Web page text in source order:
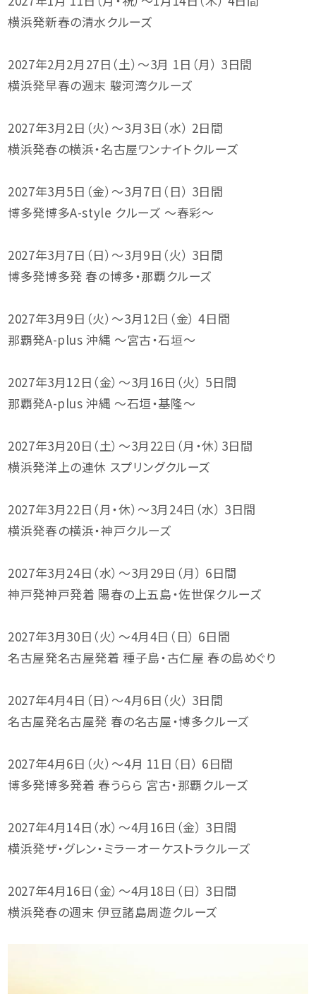
横浜発新春の清水クルーズ
2027年2月2月27日（土）～3月 1日（月） 3日間
横浜発早春の週末 駿河湾クルーズ
2027年3月2日（火）～3月3日（水） 2日間
横浜発春の横浜・名古屋ワンナイトクルーズ
2027年3月5日（金）～3月7日（日） 3日間
博多発博多A-style クルーズ ～春彩～
2027年3月7日（日）～3月9日（火） 3日間
博多発博多発 春の博多・那覇クルーズ
2027年3月9日（火）～3月12日（金） 4日間
那覇発A-plus 沖縄 〜宮古・石垣〜
2027年3月12日（金）～3月16日（火） 5日間
那覇発A-plus 沖縄 〜石垣・基隆〜
2027年3月20日（土）～3月22日（月・休）3日間
横浜発洋上の連休 スプリングクルーズ
2027年3月22日（月・休）～3月24日（水） 3日間
横浜発春の横浜・神戸クルーズ
2027年3月24日（水）～3月29日（月） 6日間
神戸発神戸発着 陽春の上五島・佐世保クルーズ
2027年3月30日（火）～4月4日（日） 6日間
名古屋発名古屋発着 種子島・古仁屋 春の島めぐり
2027年4月4日（日）～4月6日（火） 3日間
名古屋発名古屋発 春の名古屋・博多クルーズ
2027年4月6日（火）～4月 11日（日） 6日間
博多発博多発着 春うらら 宮古・那覇クルーズ
2027年4月14日（水）～4月16日（金） 3日間
横浜発ザ・グレン・ミラーオーケストラクルーズ
2027年4月16日（金）～4月18日（日） 3日間
横浜発春の週末 伊豆諸島周遊クルーズ